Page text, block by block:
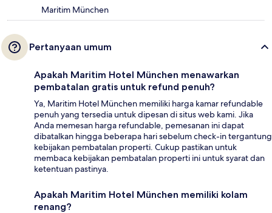
Maritim München
Pertanyaan umum
Apakah Maritim Hotel München menawarkan
pembatalan gratis untuk refund penuh?
Ya, Maritim Hotel München memiliki harga kamar refundable
penuh yang tersedia untuk dipesan di situs web kami. Jika
Anda memesan harga refundable, pemesanan ini dapat
dibatalkan hingga beberapa hari sebelum check-in tergantung
kebijakan pembatalan properti. Cukup pastikan untuk
membaca kebijakan pembatalan properti ini untuk syarat dan
ketentuan pastinya.
Apakah Maritim Hotel München memiliki kolam
renang?